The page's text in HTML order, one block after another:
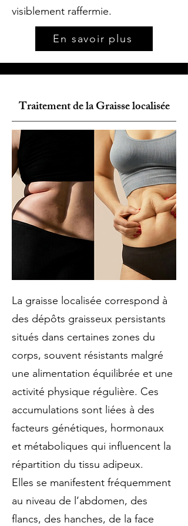
visiblement raffermie.
En savoir plus
Traitement de la Graisse localisée
La graisse localisée correspond à
des dépôts graisseux persistants
situés dans certaines zones du
corps, souvent résistants malgré
une alimentation équilibrée et une
activité physique régulière. Ces
accumulations sont liées à des
facteurs génétiques, hormonaux
et métaboliques qui influencent la
répartition du tissu adipeux.
Elles se manifestent fréquemment
au niveau de l’abdomen, des
flancs, des hanches, de la face